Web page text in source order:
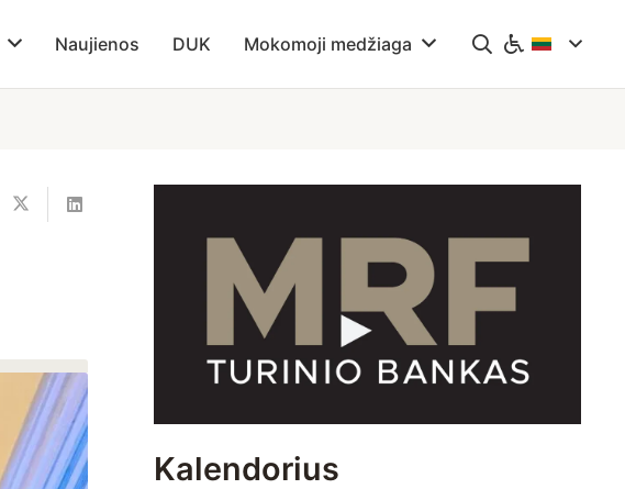
Naujienos DUK Mokomoji medžiaga
Kalendorius